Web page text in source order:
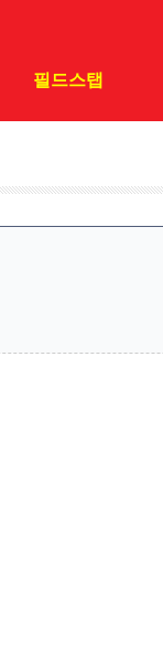
필드스탭